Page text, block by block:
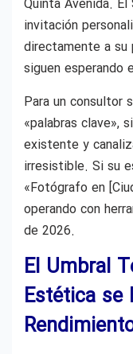
Quinta Avenida.
invitación
directamente a su
siguen esperando
Para un consultor
«palabras clave»,
existente y
irresistible. Si su
«Fotógrafo en
operando con
de 2026.
El Umbral
Estética se